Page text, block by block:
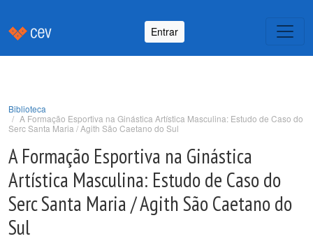
Entrar
Biblioteca
A Formação Esportiva na Ginástica Artística Masculina: Estudo de Caso do
Serc Santa Maria / Agith São Caetano do Sul
A Formação Esportiva na Ginástica
Artística Masculina: Estudo de Caso do
Serc Santa Maria / Agith São Caetano do
Sul